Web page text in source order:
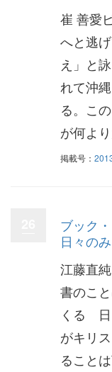
崔 善愛
へと逃
え」と
れて沖
る。こ
が何よ
掲載号：
ブック
日々の
江藤直
書のこ
くる 日
がキリ
ること